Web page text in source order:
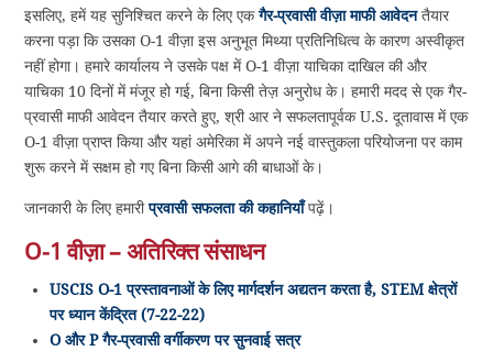
इसलिए, हमें यह सुनिश्चित करने के लिए एकगैर-प्रवासी वीज़ा माफी आवेदनतैयार
करना पड़ा कि उसका O-1 वीज़ा इस अनुभूत मिथ्या प्रतिनिधित्व के कारण अस्वीकृत
नहीं होगा। हमारे कार्यालय ने उसके पक्ष में O-1 वीज़ा याचिका दाखिल की और
याचिका 10 दिनों में मंजूर हो गई, बिना किसी तेज़ अनुरोध के। हमारी मदद से एक गैर-
प्रवासी माफी आवेदन तैयार करते हुए, श्री आर ने सफलतापूर्वक U.S. दूतावास में एक
O-1 वीज़ा प्राप्त किया और यहां अमेरिका में अपने नई वास्तुकला परियोजना पर काम
शुरू करने में सक्षम हो गए बिना किसी आगे की बाधाओं के।
जानकारी के लिए हमारीप्रवासी सफलता की कहानियाँपढ़ें।
O-1 वीज़ा – अतिरिक्त संसाधन
USCIS O-1 प्रस्तावनाओं के लिए मार्गदर्शन अद्यतन करता है, STEM क्षेत्रों
पर ध्यान केंद्रित (7-22-22)
O और P गैर-प्रवासी वर्गीकरण पर सुनवाई सत्र